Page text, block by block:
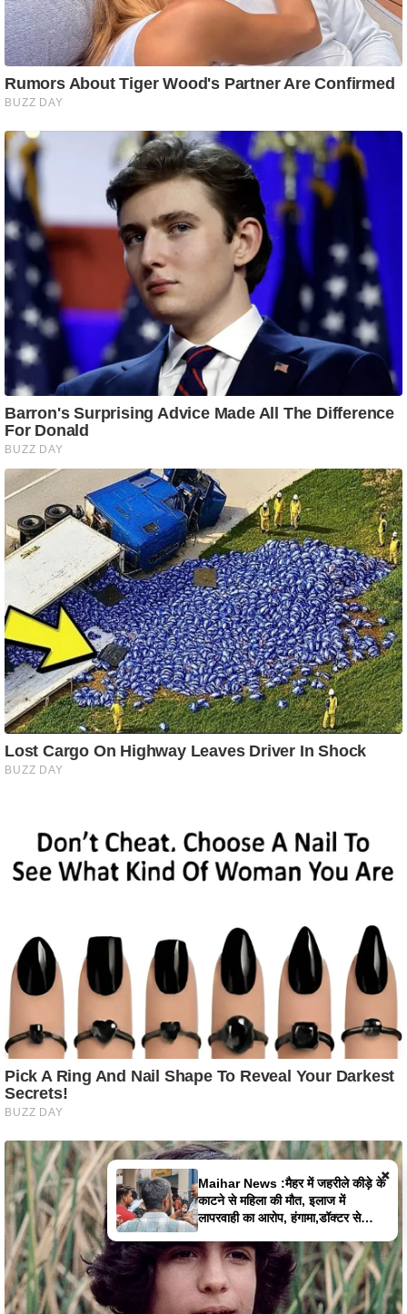
×
Satna News :बोरी में बंद मिली लापता
युवक की लाश, पुलिस पर फूटा लोगों का
गुस्सा,पुलिस पर पथराव